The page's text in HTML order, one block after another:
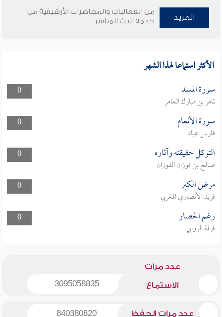
المزيد
من الفعاليات والمحاضرات الأرشيفية من
خدمة البث المباشر
الأكثر استماعا لهذا الشهر
0 سورة المسد
ثامر بن مبارك العامر
0
سورة الأنعام
فارس عباد
0
التوكل حقيقته وآثاره
صالح بن فوزان الفوزان
0
مرض الكبر
فريد الأنصاري المغربي
0
رغم الحصار
فرقة الروابي
عدد مرات
الاستماع 3095058835
عدد مرات الحفظ 840380820